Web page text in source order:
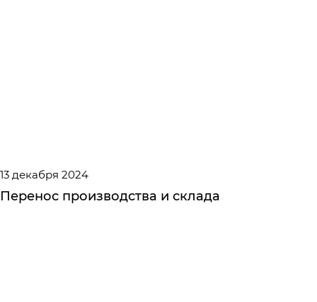
13 декабря 2024
Перенос производства и склада